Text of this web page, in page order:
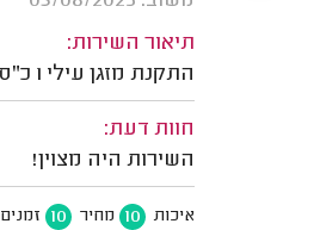
תיאור השירות:
התקנת מזגן עילי 1 כ"ס.
חוות דעת:
השירות היה מצוין!
איכות 10 מחיר 10 זמנים